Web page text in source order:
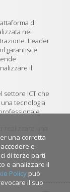
una corretta
e
di terze parti
e analizzare il
Policy può
il suo
di
nel
Leader
garantisce
il
settore ICT che
tecnologia
una
di contatto.